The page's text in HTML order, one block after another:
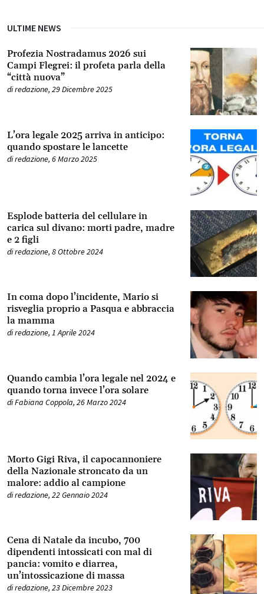
ULTIME NEWS
Profezia Nostradamus 2026 sui
Campi Flegrei: il profeta parla della
“città nuova”
diredazione, 29 Dicembre 2025
L’ora legale 2025 arriva in anticipo:
quando spostare le lancette
diredazione, 6 Marzo 2025
Esplode batteria del cellulare in
carica sul divano: morti padre, madre
e 2 figli
diredazione, 8 Ottobre 2024
In coma dopo l’incidente, Mario si
risveglia proprio a Pasqua e abbraccia
la mamma
diredazione, 1 Aprile 2024
Quando cambia l’ora legale nel 2024 e
quando torna invece l’ora solare
diFabiana Coppola, 26 Marzo 2024
Morto Gigi Riva, il capocannoniere
della Nazionale stroncato da un
malore: addio al campione
diredazione, 22 Gennaio 2024
Cena di Natale da incubo, 700
dipendenti intossicati con mal di
pancia: vomito e diarrea,
un’intossicazione di massa
diredazione, 23 Dicembre 2023